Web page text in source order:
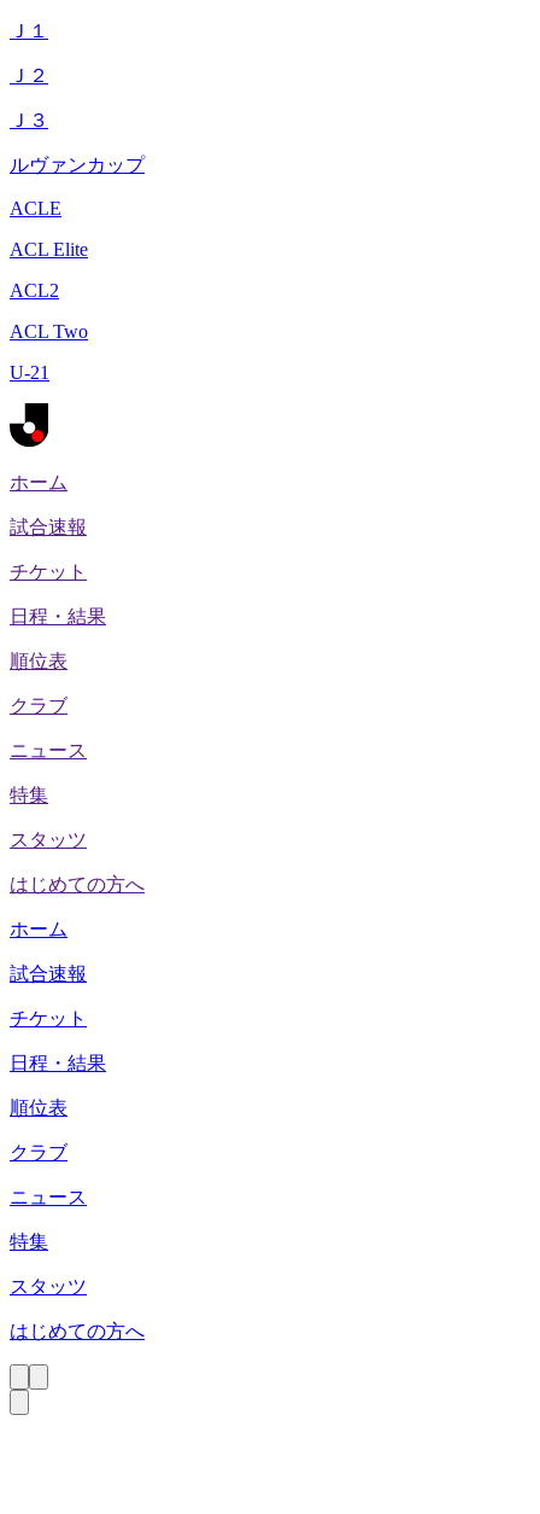
Ｊ１
Ｊ２
Ｊ３
ルヴァンカップ
ACLE
ACL Elite
ACL2
ACL Two
U-21
ホーム
試合速報
チケット
日程・結果
順位表
クラブ
ニュース
特集
スタッツ
はじめての方へ
ホーム
試合速報
チケット
日程・結果
順位表
クラブ
ニュース
特集
スタッツ
はじめての方へ